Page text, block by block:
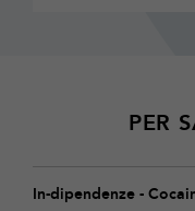
PER
In-dipendenze -